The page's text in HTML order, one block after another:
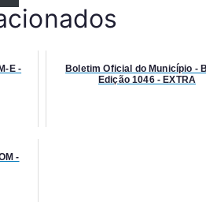
E -
Boletim Oficial do Município -
Edição 1046 - EXTRA
-